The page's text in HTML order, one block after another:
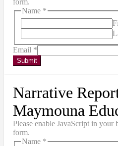
form.
Name *
Email *
Submit
Narrative
Maymouna
Please enable JavaScript in your
form.
Name *